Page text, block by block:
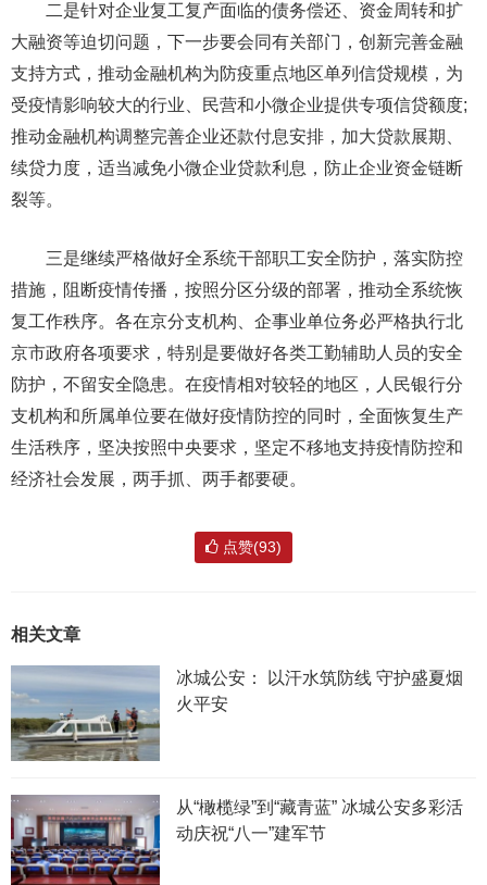
二是针对企业复工复产面临的债务偿还、资金周转和扩
大融资等迫切问题，下一步要会同有关部门，创新完善金融
支持方式，推动金融机构为防疫重点地区单列信贷规模，为
受疫情影响较大的行业、民营和小微企业提供专项信贷额度;
推动金融机构调整完善企业还款付息安排，加大贷款展期、
续贷力度，适当减免小微企业贷款利息，防止企业资金链断
裂等。
三是继续严格做好全系统干部职工安全防护，落实防控
措施，阻断疫情传播，按照分区分级的部署，推动全系统恢
复工作秩序。各在京分支机构、企事业单位务必严格执行北
京市政府各项要求，特别是要做好各类工勤辅助人员的安全
防护，不留安全隐患。在疫情相对较轻的地区，人民银行分
支机构和所属单位要在做好疫情防控的同时，全面恢复生产
生活秩序，坚决按照中央要求，坚定不移地支持疫情防控和
经济社会发展，两手抓、两手都要硬。
点赞(93)
相关文章
冰城公安： 以汗水筑防线 守护盛夏烟
火平安
从“橄榄绿”到“藏青蓝” 冰城公安多彩活
动庆祝“八一”建军节